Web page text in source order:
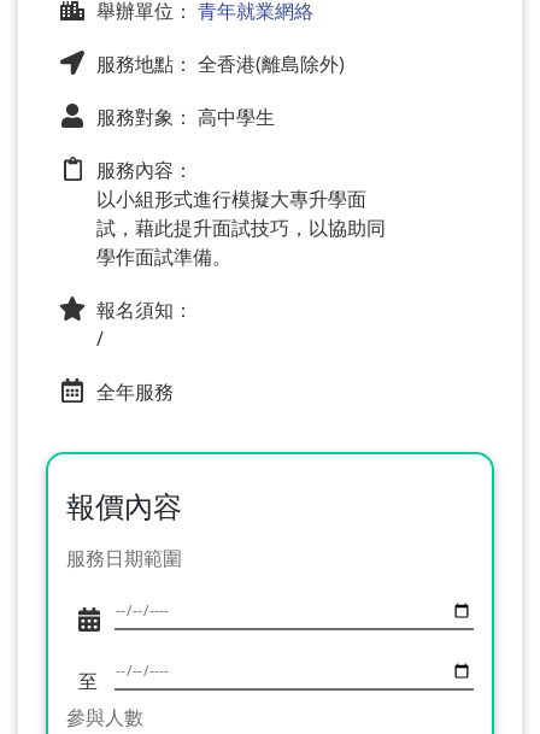
舉辦單位： 青年就業網絡
服務地點： 全香港(離島除外)
服務對象： 高中學生
服務內容：
以小組形式進行模擬大專升學面
試，藉此提升面試技巧，以協助同
學作面試準備。
報名須知：
/
全年服務
報價內容
服務日期範圍
至
參與人數